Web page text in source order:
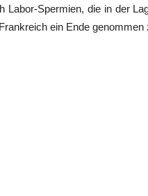
Labor-Spermien, die in der
ein Ende genommen